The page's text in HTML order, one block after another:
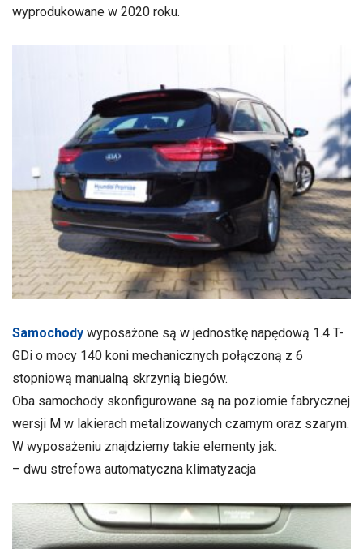
wyprodukowane w 2020 roku.
Samochody wyposażone są w jednostkę napędową 1.4 T-
GDi o mocy 140 koni mechanicznych połączoną z 6
stopniową manualną skrzynią biegów.
Oba samochody skonfigurowane są na poziomie fabrycznej
wersji M w lakierach metalizowanych czarnym oraz szarym.
W wyposażeniu znajdziemy takie elementy jak:
– dwu strefowa automatyczna klimatyzacja